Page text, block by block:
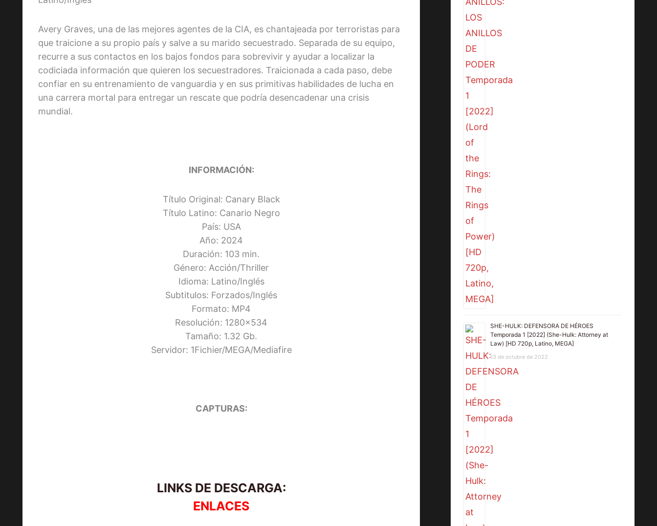
Avery Graves, una de las mejores agentes de la CIA, es chantajeada por terroristas para
que traicione a su propio país y salve a su marido secuestrado. Separada de su equipo,
recurre a sus contactos en los bajos fondos para sobrevivir y ayudar a localizar la
codiciada información que quieren los secuestradores. Traicionada a cada paso, debe
confiar en su entrenamiento de vanguardia y en sus primitivas habilidades de lucha en
una carrera mortal para entregar un rescate que podría desencadenar una crisis
mundial.
INFORMACIÓN:
Título Original: Canary Black
Título Latino: Canario Negro
País: USA
Año: 2024
Duración: 103 min.
Género: Acción/Thriller
Idioma: Latino/Inglés
Subtitulos: Forzados/Inglés
Formato: MP4
Resolución: 1280×534
Tamaño: 1.32 Gb.
Servidor: 1Fichier/MEGA/Mediafire
CAPTURAS:
LINKS DE DESCARGA:
ENLACES
SHE-HULK: DEFENSORA DE HÉROES
Temporada 1 [2022] (She-Hulk: Attorney at
Law) [HD 720p, Latino, MEGA]
13 de octubre de 2022